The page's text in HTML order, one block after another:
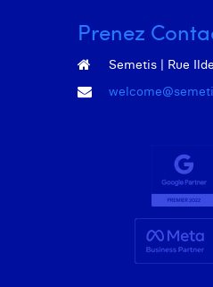
Prenez
Semetis | Rue